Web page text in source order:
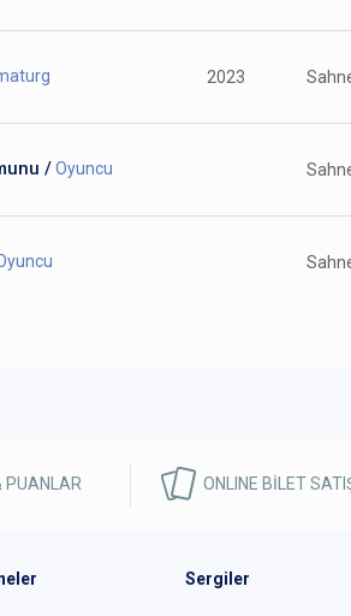
2023
/Oyuncu
PUANLAR ONLINE BİLET
Sergiler